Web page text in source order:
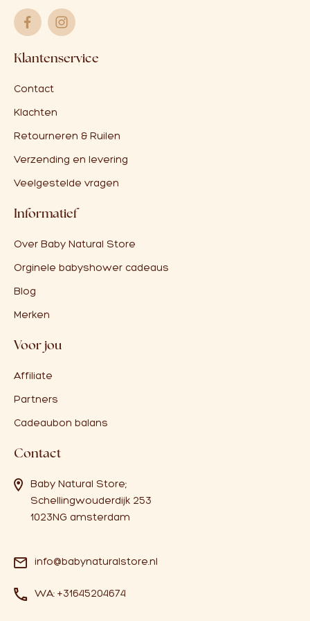
Klantenservice
Contact
Klachten
Retourneren & Ruilen
Verzending en levering
Veelgestelde vragen
Informatief
Over Baby Natural Store
Orginele babyshower cadeaus
Blog
Merken
Voor jou
Affiliate
Partners
Cadeaubon balans
Contact
Baby Natural Store;
Schellingwouderdijk 253
1023NG amsterdam
info@babynaturalstore.nl
WA: +31645204674